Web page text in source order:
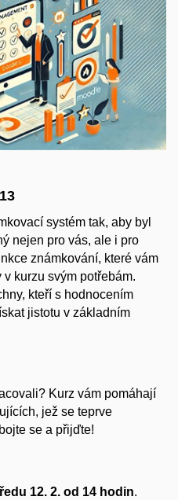
systém tak, aby byl
nejen pro vás, ale i pro
známkování, které vám
kurzu svým potřebám.
kteří s hodnocením
jistotu v základním
Kurz vám pomáhají
jež se teprve
se a přijďte!
12. 2. od 14 hodin.